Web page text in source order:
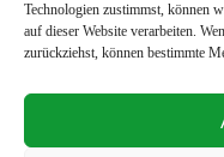
Technologien zustimmst, können
auf dieser Website verarbeiten.
zurückziehst, können bestimmte
©